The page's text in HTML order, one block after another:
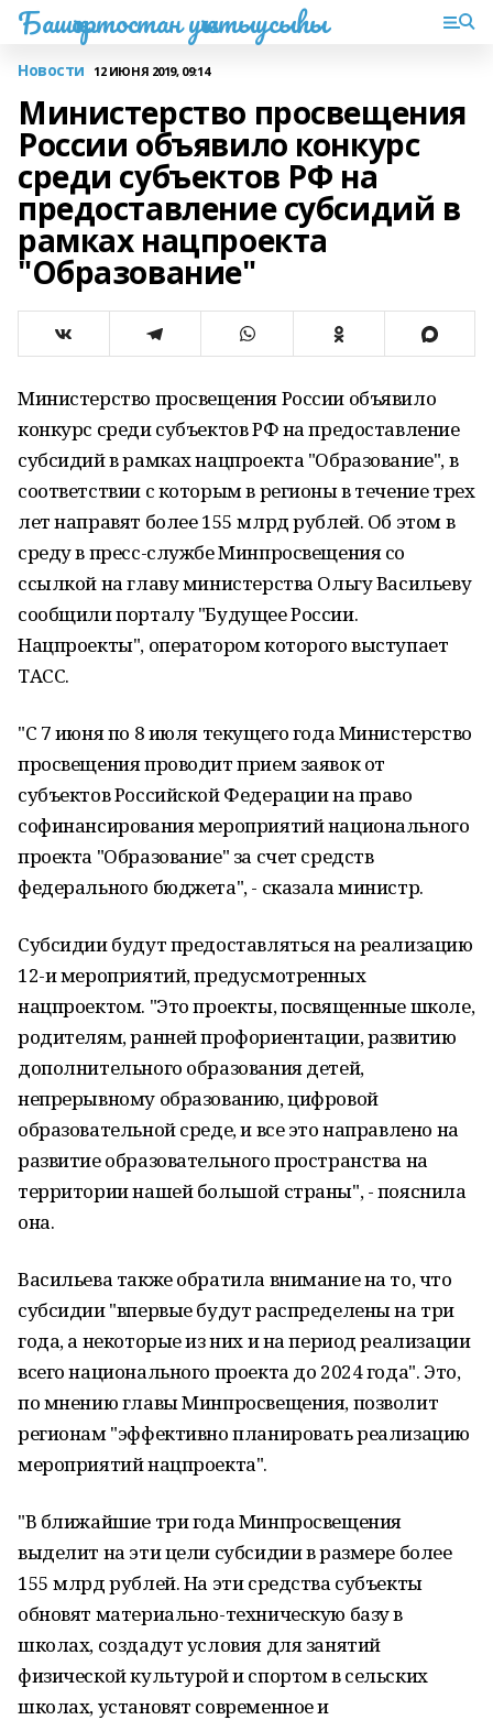
Башҡортостан уҡытыусыһы
Новости 12 ИЮНЯ 2019, 09:14
Министерство просвещения
России объявило конкурс
среди субъектов РФ на
предоставление субсидий в
рамках нацпроекта
"Образование"
Министерство просвещения России объявило
конкурс среди субъектов РФ на предоставление
субсидий в рамках нацпроекта "Образование", в
соответствии с которым в регионы в течение трех
лет направят более 155 млрд рублей. Об этом в
среду в пресс-службе Минпросвещения со
ссылкой на главу министерства Ольгу Васильеву
сообщили порталу "Будущее России.
Нацпроекты", оператором которого выступает
ТАСС.
"С 7 июня по 8 июля текущего года Министерство
просвещения проводит прием заявок от
субъектов Российской Федерации на право
софинансирования мероприятий национального
проекта "Образование" за счет средств
федерального бюджета", - сказала министр.
Субсидии будут предоставляться на реализацию
12-и мероприятий, предусмотренных
нацпроектом. "Это проекты, посвященные школе,
родителям, ранней профориентации, развитию
дополнительного образования детей,
непрерывному образованию, цифровой
образовательной среде, и все это направлено на
развитие образовательного пространства на
территории нашей большой страны", - пояснила
она.
Васильева также обратила внимание на то, что
субсидии "впервые будут распределены на три
года, а некоторые из них и на период реализации
всего национального проекта до 2024 года". Это,
по мнению главы Минпросвещения, позволит
регионам "эффективно планировать реализацию
мероприятий нацпроекта".
"В ближайшие три года Минпросвещения
выделит на эти цели субсидии в размере более
155 млрд рублей. На эти средства субъекты
обновят материально-техническую базу в
школах, создадут условия для занятий
физической культурой и спортом в сельских
школах, установят современное и